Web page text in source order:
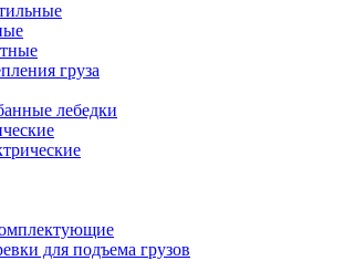
груза
лебедки
для подъема грузов